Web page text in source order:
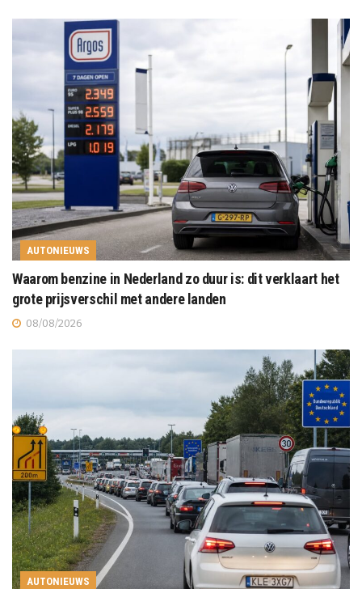
AUTONIEUWS
Waarom benzine in Nederland zo duur is: dit verklaart het
grote prijsverschil met andere landen
08/08/2026
AUTONIEUWS